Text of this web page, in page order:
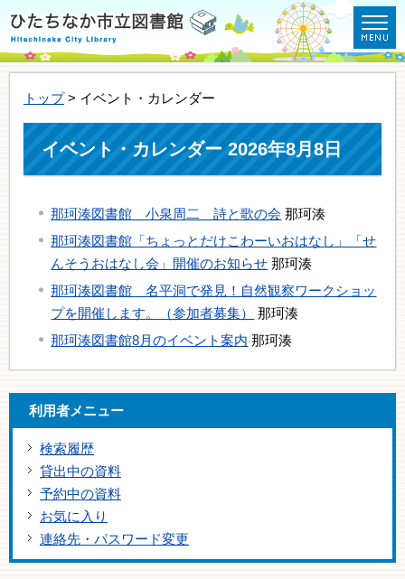
トップ> イベント・カレンダー
イベント・カレンダー 2026年8月8日
那珂湊図書館 小泉周二 詩と歌の会 那珂湊
那珂湊図書館「ちょっとだけこわーいおはなし」「せ
んそうおはなし会」開催のお知らせ 那珂湊
那珂湊図書館 名平洞で発見！自然観察ワークショッ
プを開催します。（参加者募集）
那珂湊
那珂湊図書館8月のイベント案内 那珂湊
利用者メニュー
検索履歴
貸出中の資料
予約中の資料
お気に入り
連絡先・パスワード変更